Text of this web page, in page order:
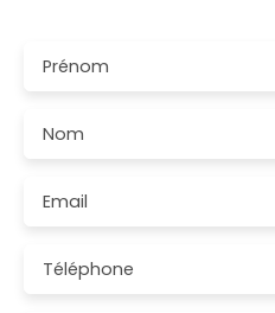
Prénom
Nom
Email
Téléphone